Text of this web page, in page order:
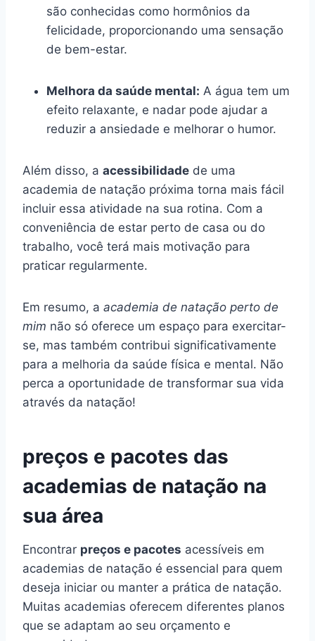
são conhecidas como hormônios da
felicidade, proporcionando uma sensação
de bem-estar.
Melhora da saúde mental: A água tem um
efeito relaxante, e nadar pode ajudar a
reduzir a ansiedade e melhorar o humor.
Além disso, a acessibilidade de uma
academia de natação próxima torna mais fácil
incluir essa atividade na sua rotina. Com a
conveniência de estar perto de casa ou do
trabalho, você terá mais motivação para
praticar regularmente.
Em resumo, a academia de natação perto de
mim não só oferece um espaço para exercitar-
se, mas também contribui significativamente
para a melhoria da saúde física e mental. Não
perca a oportunidade de transformar sua vida
através da natação!
preços e pacotes das
academias de natação na
sua área
Encontrar preços e pacotes acessíveis em
academias de natação é essencial para quem
deseja iniciar ou manter a prática de natação.
Muitas academias oferecem diferentes planos
que se adaptam ao seu orçamento e